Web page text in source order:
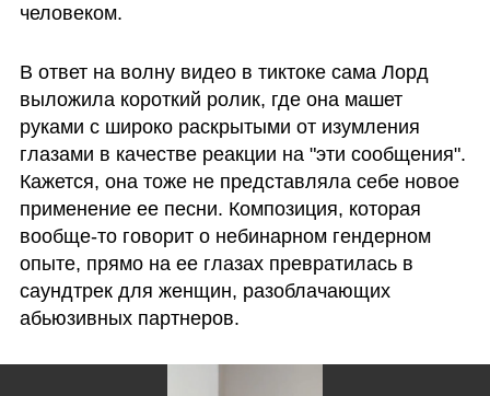
человеком.
В ответ на волну видео в тиктоке сама Лорд
выложила короткий ролик, где она машет
руками с широко раскрытыми от изумления
глазами в качестве реакции на "эти сообщения".
Кажется, она тоже не представляла себе новое
применение ее песни. Композиция, которая
вообще-то говорит о небинарном гендерном
опыте, прямо на ее глазах превратилась в
саундтрек для женщин, разоблачающих
абьюзивных партнеров.